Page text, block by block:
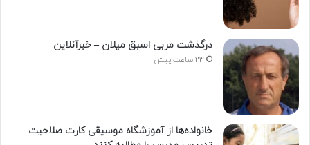
درگذشت مربی اسبق میلان – خبرآنلاین
23 ساعت پیش
خانواده‌ها از آموزشگاه موسیقی کارت صلاحیت